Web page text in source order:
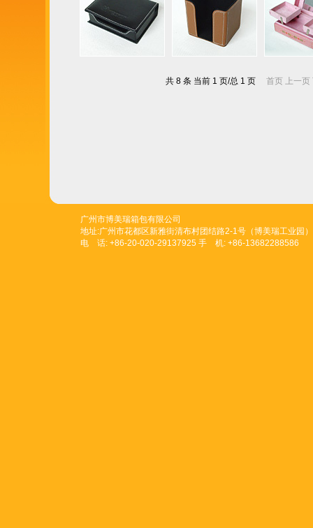
共 8 条 当前 1 页/总 1 页 首页 上一页
广州市博美瑞箱包有限公司
地址:广州市花都区新雅街清布村团结路2-1号（博美瑞工业园）
电 话: +86-20-020-29137925 手 机: +86-13682288586